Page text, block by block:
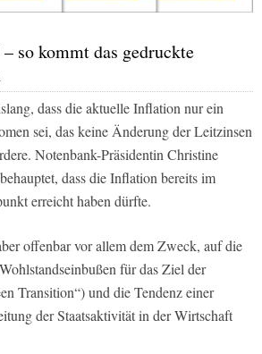
so kommt das gedruckte
dass die aktuelle Inflation nur ein
sei, das keine Änderung der Leitzinsen
Notenbank-Präsidentin Christine
dass die Inflation bereits im
erreicht haben dürfte.
offenbar vor allem dem Zweck, auf die
für das Ziel der
Transition“) und die Tendenz einer
der Staatsaktivität in der Wirtschaft